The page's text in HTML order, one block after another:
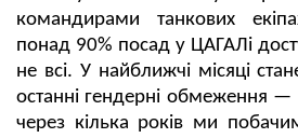
командирами танкових
понад 90% посад у ЦАГАЛі
не всі. У найближчі місяці
останні гендерні обмеження
через кілька років ми